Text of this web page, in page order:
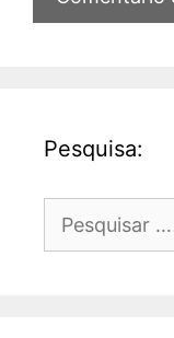
Pesquisa:
por: